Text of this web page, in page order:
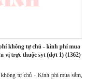
vị trực thuộc syt (đợt 1) (1362)
tự chủ - Kinh phí mua sắm,